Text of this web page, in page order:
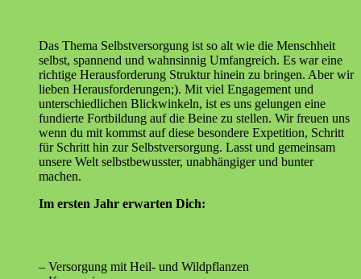
Das Thema Selbstversorgung ist so alt wie die Menschheit
selbst, spannend und wahnsinnig Umfangreich. Es war eine
richtige Herausforderung Struktur hinein zu bringen. Aber wir
lieben Herausforderungen;). Mit viel Engagement und
unterschiedlichen Blickwinkeln, ist es uns gelungen eine
fundierte Fortbildung auf die Beine zu stellen. Wir freuen uns
wenn du mit kommst auf diese besondere Expetition, Schritt
für Schritt hin zur Selbstversorgung. Lasst und gemeinsam
unsere Welt selbstbewusster, unabhängiger und bunter
machen.
Im ersten Jahr erwarten Dich:
– Versorgung mit Heil- und Wildpflanzen